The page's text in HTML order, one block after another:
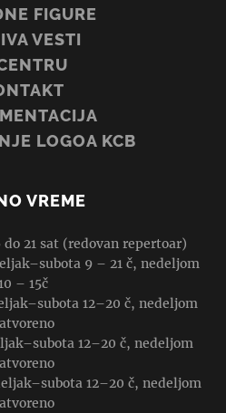
FIGURE
VESTI
LOGOA KCB
VREME
21 sat (redovan repertoar)
9 – 21 č, nedeljom
– 15č
12–20 č, nedeljom
12–20 č, nedeljom
12–20 č, nedeljom